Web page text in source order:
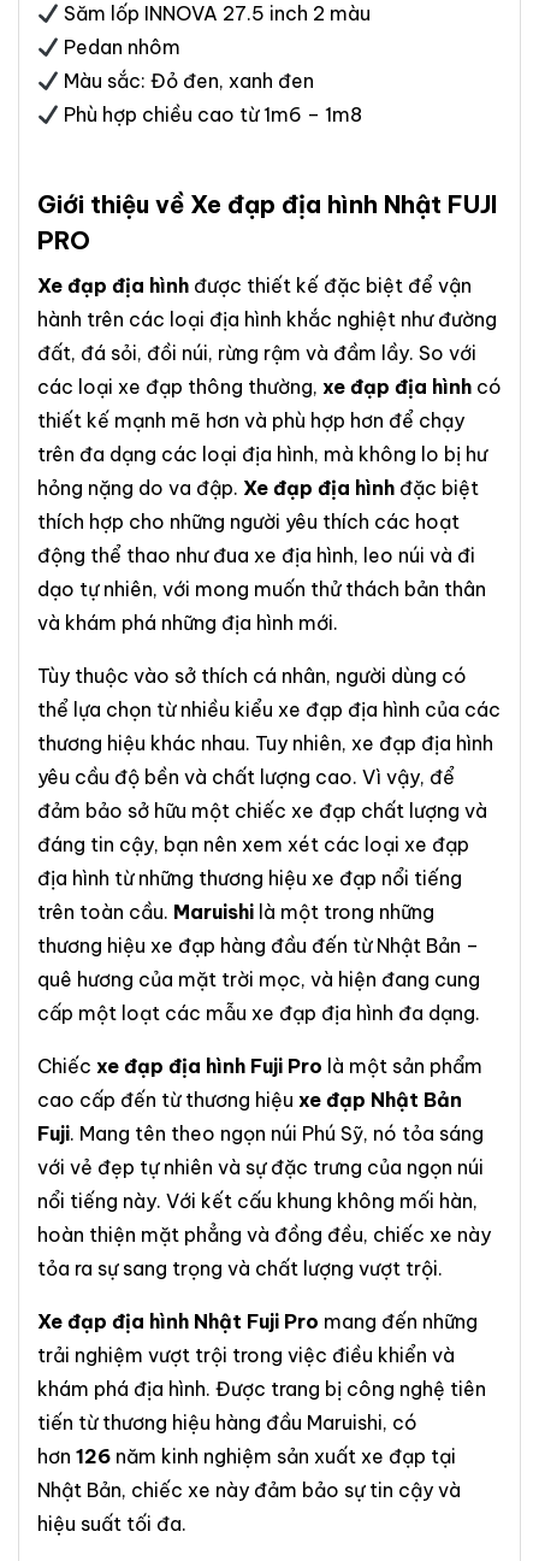
Săm lốp INNOVA 27.5 inch 2 màu
Pedan nhôm
Màu sắc: Đỏ đen, xanh đen
Phù hợp chiều cao từ 1m6 – 1m8
Giới thiệu về Xe đạp địa hình Nhật FUJI
PRO
Xe đạp địa hình được thiết kế đặc biệt để vận
hành trên các loại địa hình khắc nghiệt như đường
đất, đá sỏi, đồi núi, rừng rậm và đầm lầy. So với
các loại xe đạp thông thường, xe đạp địa hình có
thiết kế mạnh mẽ hơn và phù hợp hơn để chạy
trên đa dạng các loại địa hình, mà không lo bị hư
hỏng nặng do va đập. Xe đạp địa hình đặc biệt
thích hợp cho những người yêu thích các hoạt
động thể thao như đua xe địa hình, leo núi và đi
dạo tự nhiên, với mong muốn thử thách bản thân
và khám phá những địa hình mới.
Tùy thuộc vào sở thích cá nhân, người dùng có
thể lựa chọn từ nhiều kiểu xe đạp địa hình của các
thương hiệu khác nhau. Tuy nhiên, xe đạp địa hình
yêu cầu độ bền và chất lượng cao. Vì vậy, để
đảm bảo sở hữu một chiếc xe đạp chất lượng và
đáng tin cậy, bạn nên xem xét các loại xe đạp
địa hình từ những thương hiệu xe đạp nổi tiếng
trên toàn cầu. Maruishi là một trong những
thương hiệu xe đạp hàng đầu đến từ Nhật Bản –
quê hương của mặt trời mọc, và hiện đang cung
cấp một loạt các mẫu xe đạp địa hình đa dạng.
Chiếc xe đạp địa hình Fuji Pro là một sản phẩm
cao cấp đến từ thương hiệu xe đạp Nhật Bản
Fuji. Mang tên theo ngọn núi Phú Sỹ, nó tỏa sáng
với vẻ đẹp tự nhiên và sự đặc trưng của ngọn núi
nổi tiếng này. Với kết cấu khung không mối hàn,
hoàn thiện mặt phẳng và đồng đều, chiếc xe này
tỏa ra sự sang trọng và chất lượng vượt trội.
Xe đạp địa hình Nhật Fuji Pro mang đến những
trải nghiệm vượt trội trong việc điều khiển và
khám phá địa hình. Được trang bị công nghệ tiên
tiến từ thương hiệu hàng đầu Maruishi, có
hơn 126 năm kinh nghiệm sản xuất xe đạp tại
Nhật Bản, chiếc xe này đảm bảo sự tin cậy và
hiệu suất tối đa.